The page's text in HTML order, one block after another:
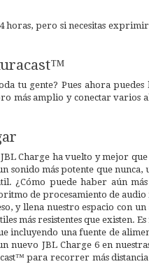
pero si necesitas
tu gente? Pues ahora
más amplio y conectar
Charge ha vuelto y mejor
sonido más potente que
¿Cómo puede haber aún
de procesamiento de
y llena nuestro espacio con
más resistentes que existen.
incluyendo una fuente de
JBL Charge 6 en
para recorrer más